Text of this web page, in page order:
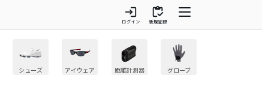
login
ログイン
inventory
新規登録
シューズ アイウェア 距離計測器 グローブ